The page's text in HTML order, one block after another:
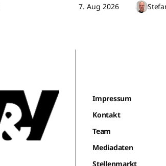
7. Aug 2026
Impressum
Kontakt
Team
Mediadaten
Stellenmarkt